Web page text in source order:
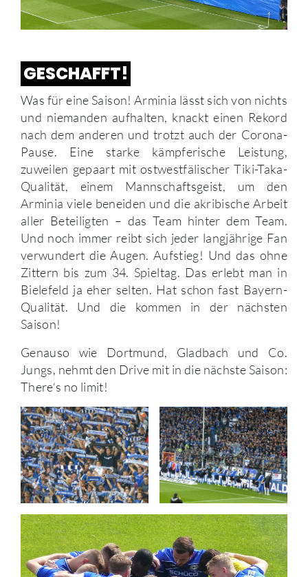
GESCHAFFT!
Was für eine Saison! Arminia lässt sich von nichts
und niemanden aufhalten, knackt einen Rekord
nach dem anderen und trotzt auch der Corona-
Pause. Eine starke kämpferische Leistung,
zuweilen gepaart mit ostwestfälischer Tiki-Taka-
Qualität, einem Mannschaftsgeist, um den
Arminia viele beneiden und die akribische Arbeit
aller Beteiligten – das Team hinter dem Team.
Und noch immer reibt sich jeder langjährige Fan
verwundert die Augen. Aufstieg! Und das ohne
Zittern bis zum 34. Spieltag. Das erlebt man in
Bielefeld ja eher selten. Hat schon fast Bayern-
Qualität. Und die kommen in der nächsten
Saison!
Genauso wie Dortmund, Gladbach und Co.
Jungs, nehmt den Drive mit in die nächste Saison:
There‘s no limit!